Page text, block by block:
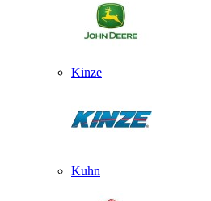
Kinze
Kuhn